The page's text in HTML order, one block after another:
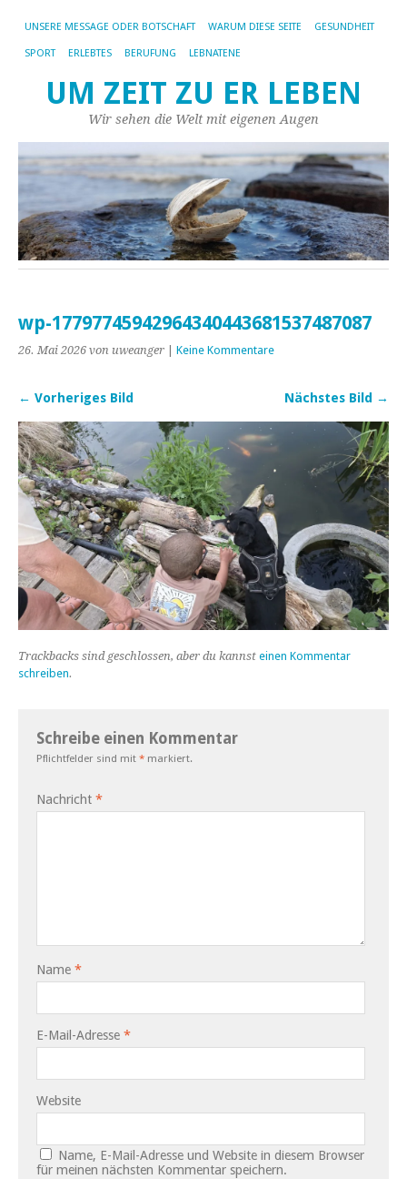
UNSERE MESSAGE ODER BOTSCHAFT WARUM DIESE SEITE GESUNDHEIT
SPORT ERLEBTES BERUFUNG LEBNATENE
UM ZEIT ZU ER LEBEN
Wir sehen die Welt mit eigenen Augen
wp-17797745942964340443681537487087
26. Mai 2026 von uweanger | Keine Kommentare
← Vorheriges Bild Nächstes Bild →
Trackbacks sind geschlossen, aber du kannst einen Kommentar
schreiben.
Schreibe einen Kommentar
Pflichtfelder sind mit * markiert.
Nachricht *
Name *
E-Mail-Adresse *
Website
Name, E-Mail-Adresse und Website in diesem Browser
für meinen nächsten Kommentar speichern.